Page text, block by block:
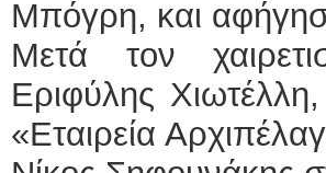
Μπόγρη, και
Μετά τον
Εριφύλης
«Εταιρεία